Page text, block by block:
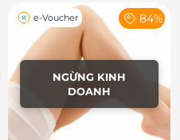
NGỪNG KINH
DOANH
e-Voucher 84%